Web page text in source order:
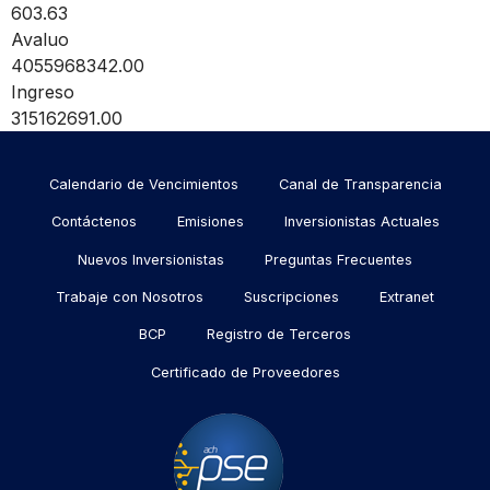
603.63
Avaluo
4055968342.00
Ingreso
315162691.00
Menu
footer
Calendario de Vencimientos Canal de Transparencia
Contáctenos Emisiones Inversionistas Actuales
Nuevos Inversionistas Preguntas Frecuentes
Trabaje con Nosotros Suscripciones Extranet
BCP Registro de Terceros
Certificado de Proveedores